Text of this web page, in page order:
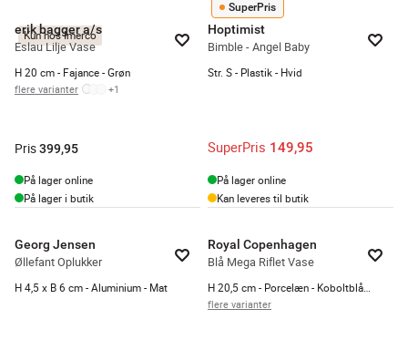
Kun hos Imerco
erik bagger a/s
Eslau Lilje Vase
H 20 cm - Fajance - Grøn
flere varianter +1
Pris399,95
På lager online
På lager i butik
SuperPris
Hoptimist
Bimble - Angel Baby
Str. S - Plastik - Hvid
SuperPris 149,95
På lager online
Kan leveres til butik
Georg Jensen
Øllefant Oplukker
H 4,5 x B 6 cm - Aluminium - Mat
Royal Copenhagen
Blå Mega Riflet Vase
flere varianter